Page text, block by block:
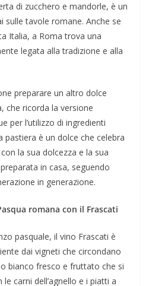
di zucchero e mandorle, è un
sulle tavole romane. Anche se
Italia, a Roma trova una
legata alla tradizione e alla
preparare un altro dolce
che ricorda la versione
per l’utilizzo di ingredienti
pastiera è un dolce che celebra
la sua dolcezza e la sua
in casa, seguendo
in generazione.
romana con il Frascati
pasquale, il vino Frascati è
dai vigneti che circondano
bianco fresco e fruttato che si
carni dell’agnello e i piatti a